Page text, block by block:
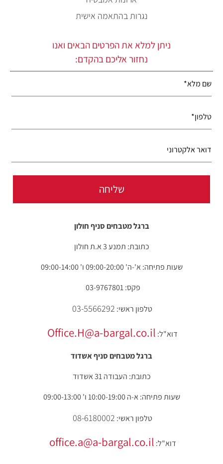
נגרות בהתאמה אישית
ניתן למלא את הפרטים הבאים ואנו
נחזור אליכם בהקדם:
ברגל מטבחים סניף חולון
כתובת: תמנע 3 א.ת חולון
שעות פתיחה: א'-ה' 09:00-20:00 ו' 09:00-14:00
פקס: 03-9767801
טלפון ראשי: 03-5566292
דוא"ל: Office.H@a-bargal.co.il
ברגל מטבחים סניף אשדוד
כתובת: העבודה 31 אשדוד
שעות פתיחה: א-ה 10:00-19:00 ו' 09:00-13:00
טלפון ראשי: 08-6180002
דוא"ל: office.a@a-bargal.co.il